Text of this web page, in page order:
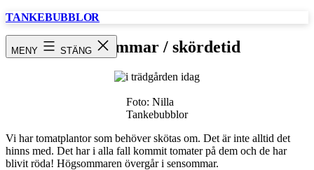
Hoppa
TANKEBUBBLOR
MENY STÄNG
Sensommar / skördetid
Foto: Nilla
Tankebubblor
Vi har tomatplantor som behöver skötas om. Det är inte alltid det
hinns med. Det har i alla fall kommit tomater på dem och de har
blivit röda! Högsommaren övergår i sensommar.